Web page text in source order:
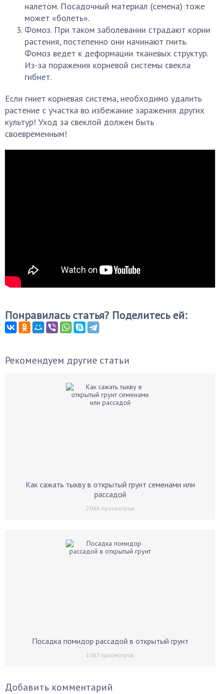
налетом. Посадочный материал (семена) тоже
может «болеть».
Фомоз. При таком заболевании страдают корни
растения, постепенно они начинают гнить.
Фомоз ведет к деформации тканевых структур.
Из-за поражения корневой системы свекла
гибнет.
Если гниет корневая система, необходимо удалить
растение с участка во избежание заражения других
культур! Уход за свеклой должен быть
своевременным!
Понравилась статья? Поделитесь ей:
Рекомендуем другие статьи
Как сажать тыкву в открытый грунт семенами или
рассадой
2048 просмотров
Посадка помидор рассадой в открытый грунт
1087 просмотров
Добавить комментарий